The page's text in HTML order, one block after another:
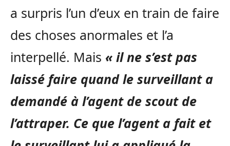
a surpris l’un d’eux en train de faire
des choses anormales et l’a
interpellé. Mais « il ne s’est pas
laissé faire quand le surveillant a
demandé à l’agent de scout de
l’attraper. Ce que l’agent a fait et